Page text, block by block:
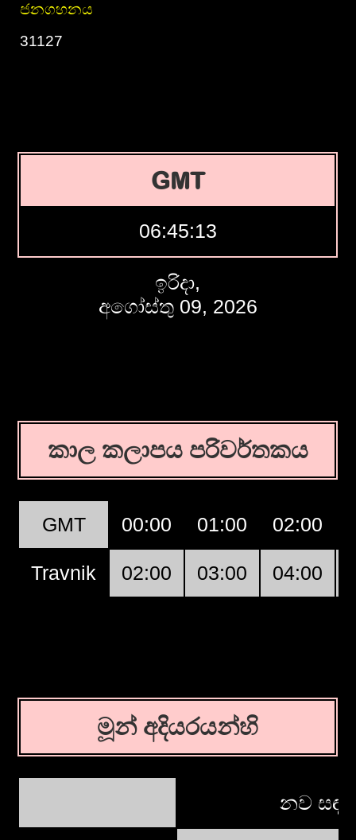
ජනගහනය
31127
GMT
06:45:14
ඉරිදා,
අගෝස්තු 09, 2026
කාල කලාපය පරිවර්තකය
GMT 00:00 01:00 02:00
Travnik 02:00 03:00 04:00
මූන් අදියරයන්හි
නව සඳ